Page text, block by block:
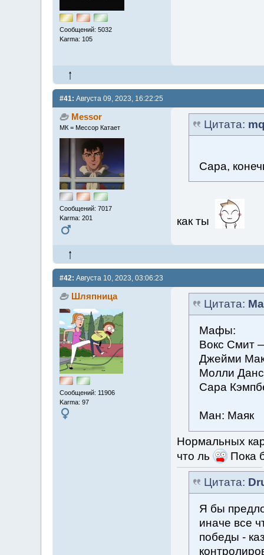
Сообщений: 5032
Karma: 105
#41: Августа 09, 2023, 16:22:25
Messor
МК = Мессор Катает
Сообщений: 7017
Karma: 201
Цитата:
Сара,
как ты
#42: Августа 10, 2023, 03:06:23
Шляпница
Сообщений: 11906
Karma: 97
Цитата:
Мафы:
Вокс Смит
Джейми
Молли
Сара
Ман: Маяк
Нормальных
что ль
Пока
Цитата:
Я бы
иначе все
победы -